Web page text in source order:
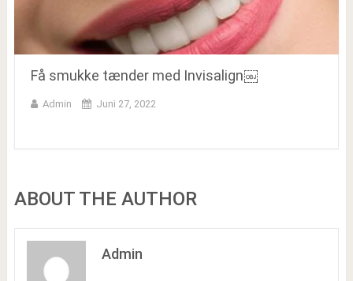
Få smukke tænder med Invisalign￼
Admin Juni 27, 2022
ABOUT THE AUTHOR
Admin